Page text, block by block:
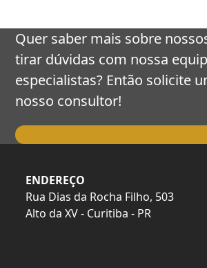
carousel
navigation
buttons
Quer saber mais sobre
tirar dúvidas com nossa
especialistas? Então solicite
nosso consultor!
ENDEREÇO
Rua Dias da Rocha Filho, 503
Alto da XV - Curitiba - PR